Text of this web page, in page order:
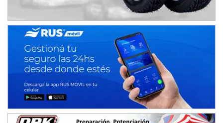
José Samuel Sánchez (Tierra)
Rufino (Santa Fe)
TUCUMANO - F5
Juan Navarro (Asfalto)
El Timbó (Tucumán)